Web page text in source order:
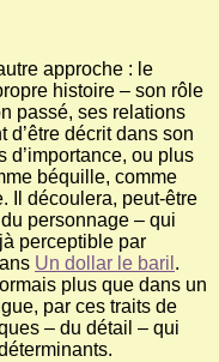
approche : le
histoire – son rôle
passé, ses relations
d’être décrit dans son
d’importance, ou plus
béquille, comme
Il découlera, peut-être
personnage – qui
perceptible par
Un dollar le baril .
plus que dans un
par ces traits de
– du détail – qui